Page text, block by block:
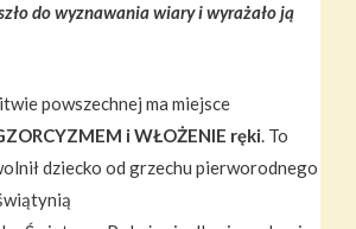
do wyznawania wiary i wyrażało ją
powszechnej ma miejsce
i WŁOŻENIE ręki. To
dziecko od grzechu pierworodnego